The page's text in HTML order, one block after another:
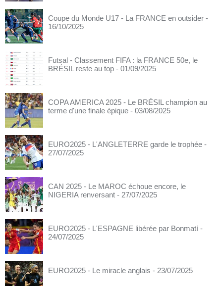
Coupe du Monde U17 - La FRANCE en outsider -
16/10/2025
Futsal - Classement FIFA : la FRANCE 50e, le
BRÉSIL reste au top - 01/09/2025
COPA AMERICA 2025 - Le BRÉSIL champion au
terme d'une finale épique - 03/08/2025
EURO2025 - L'ANGLETERRE garde le trophée -
27/07/2025
CAN 2025 - Le MAROC échoue encore, le
NIGERIA renversant - 27/07/2025
EURO2025 - L'ESPAGNE libérée par Bonmatí -
24/07/2025
EURO2025 - Le miracle anglais - 23/07/2025